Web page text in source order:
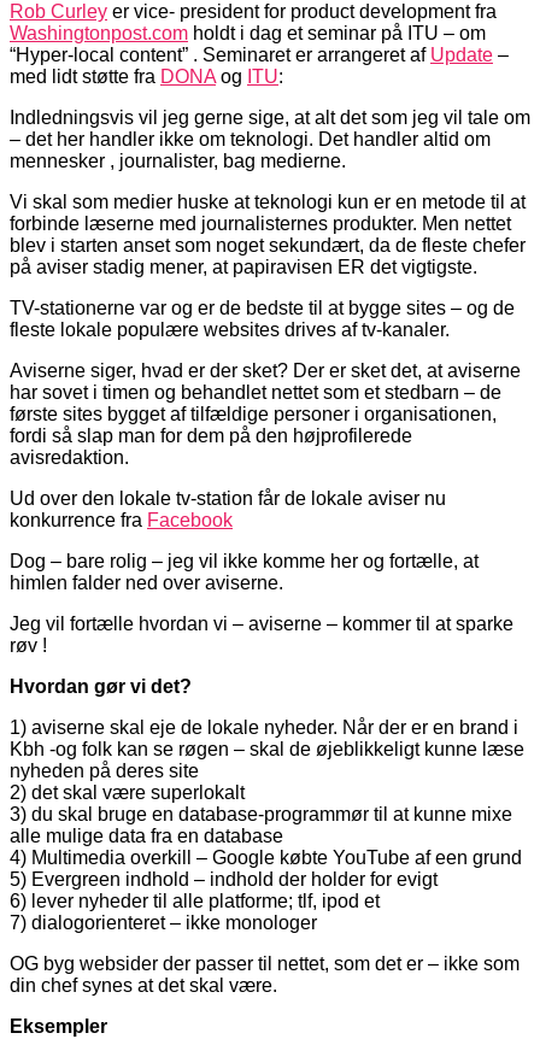
Rob Curley er vice- president for product development fra
Washingtonpost.com holdt i dag et seminar på ITU – om
“Hyper-local content” . Seminaret er arrangeret af Update –
med lidt støtte fra DONA og ITU:
Indledningsvis vil jeg gerne sige, at alt det som jeg vil tale om
– det her handler ikke om teknologi. Det handler altid om
mennesker , journalister, bag medierne.
Vi skal som medier huske at teknologi kun er en metode til at
forbinde læserne med journalisternes produkter. Men nettet
blev i starten anset som noget sekundært, da de fleste chefer
på aviser stadig mener, at papiravisen ER det vigtigste.
TV-stationerne var og er de bedste til at bygge sites – og de
fleste lokale populære websites drives af tv-kanaler.
Aviserne siger, hvad er der sket? Der er sket det, at aviserne
har sovet i timen og behandlet nettet som et stedbarn – de
første sites bygget af tilfældige personer i organisationen,
fordi så slap man for dem på den højprofilerede
avisredaktion.
Ud over den lokale tv-station får de lokale aviser nu
konkurrence fra Facebook
Dog – bare rolig – jeg vil ikke komme her og fortælle, at
himlen falder ned over aviserne.
Jeg vil fortælle hvordan vi – aviserne – kommer til at sparke
røv !
Hvordan gør vi det?
1) aviserne skal eje de lokale nyheder. Når der er en brand i
Kbh -og folk kan se røgen – skal de øjeblikkeligt kunne læse
nyheden på deres site
2) det skal være superlokalt
3) du skal bruge en database-programmør til at kunne mixe
alle mulige data fra en database
4) Multimedia overkill – Google købte YouTube af een grund
5) Evergreen indhold – indhold der holder for evigt
6) lever nyheder til alle platforme; tlf, ipod et
7) dialogorienteret – ikke monologer
OG byg websider der passer til nettet, som det er – ikke som
din chef synes at det skal være.
Eksempler